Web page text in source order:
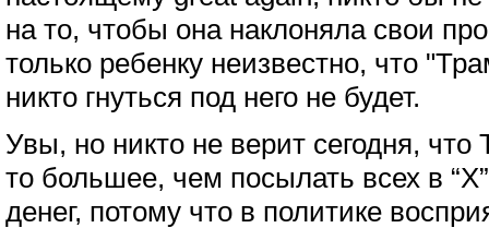
на то, чтобы она наклоняла свои
только ребенку неизвестно, что
никто гнуться под него не будет.
Увы, но никто не верит сегодня,
то большее, чем посылать всех в
денег, потому что в политике